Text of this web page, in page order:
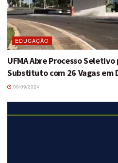
EDUCAÇÃO
UFMA Abre Processo
Substituto com 26 Vagas em
09/09/2024